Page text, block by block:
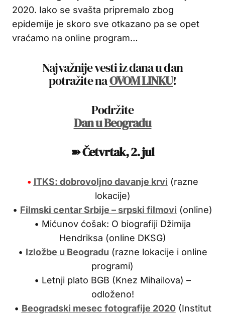
2020. Iako se svašta pripremalo zbog
epidemije je skoro sve otkazano pa se opet
vraćamo na online program…
Najvažnije vesti iz dana u dan
potražite naOVOM LINKU!
Podržite
Dan u Beogradu
➽ Četvrtak, 2. jul
• ITKS: dobrovoljno davanje krvi (razne
lokacije)
• Filmski centar Srbije – srpski filmovi (online)
• Mićunov ćošak: O biografiji Džimija
Hendriksa (online DKSG)
• Izložbe u Beogradu (razne lokacije i online
programi)
• Letnji plato BGB (Knez Mihailova) –
odloženo!
• Beogradski mesec fotografije 2020(Institut